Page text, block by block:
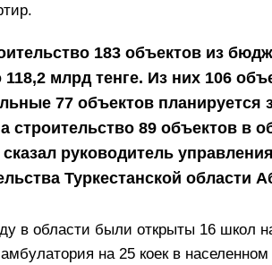
183 объектов из
млрд тенге. Из них 106
77 объектов планируется
строительство 89 объектов в
руководитель
Туркестанской области
в области были открыты 16 школ
на 25 коек в населенном